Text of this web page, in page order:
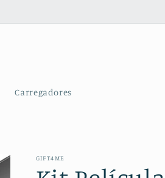
Carregadores
GIFT4ME